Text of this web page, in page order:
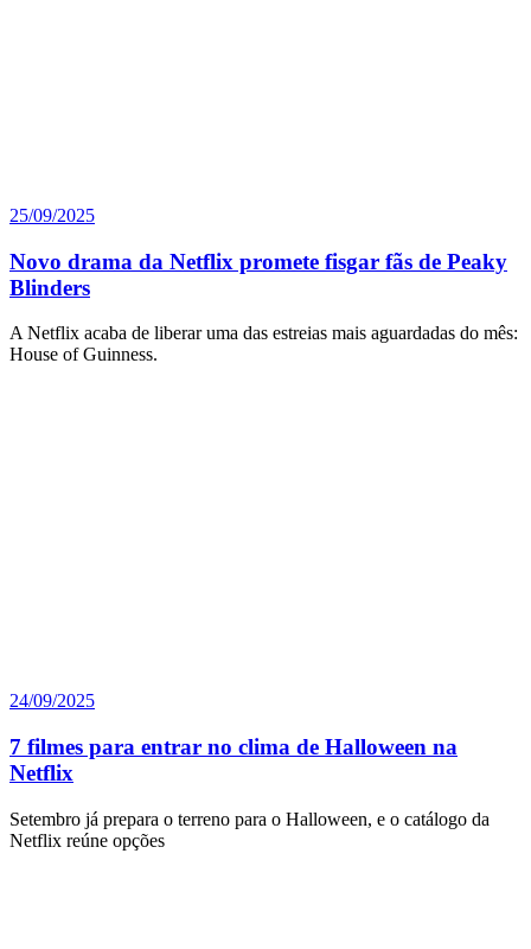
25/09/2025
Novo drama da Netflix promete fisgar fãs de Peaky
Blinders
A Netflix acaba de liberar uma das estreias mais aguardadas do mês:
House of Guinness.
24/09/2025
7 filmes para entrar no clima de Halloween na
Netflix
Setembro já prepara o terreno para o Halloween, e o catálogo da
Netflix reúne opções